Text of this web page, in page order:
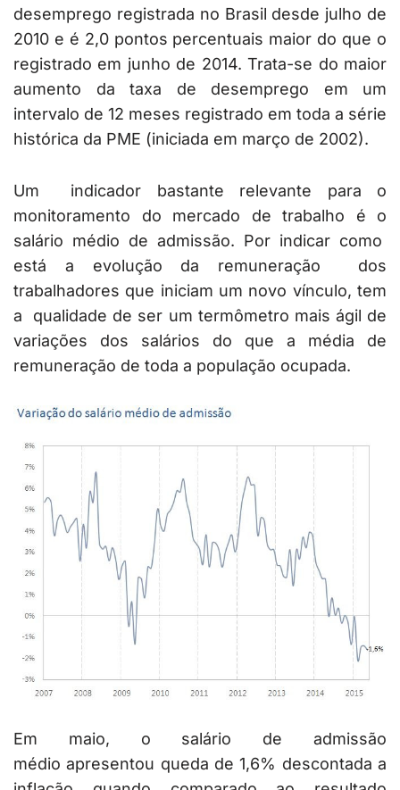
desemprego registrada no Brasil desde julho de
2010 e é 2,0 pontos percentuais maior do que o
registrado em junho de 2014. Trata-se do maior
aumento da taxa de desemprego em um
intervalo de 12 meses registrado em toda a série
histórica da PME (iniciada em março de 2002).
Um indicador bastante relevante para o
monitoramento do mercado de trabalho é o
salário médio de admissão. Por indicar como
está a evolução da remuneração dos
trabalhadores que iniciam um novo vínculo, tem
a qualidade de ser um termômetro mais ágil de
variações dos salários do que a média de
remuneração de toda a população ocupada.
Em maio, o salário de admissão
médio apresentou queda de 1,6% descontada a